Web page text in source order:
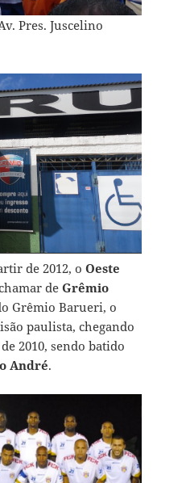
Pres. Juscelino
de 2012, o Oeste
de Grêmio
Grêmio Barueri, o
paulista, chegando
2010, sendo batido
André.